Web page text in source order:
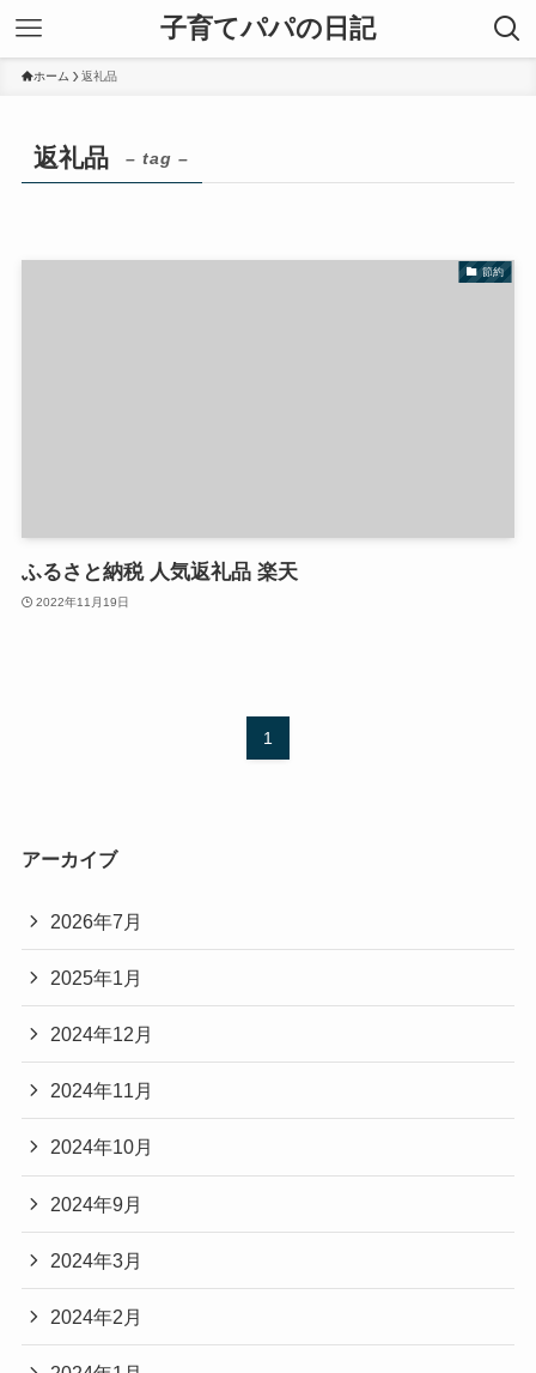
子育てパパの日記
ホーム 返礼品
返礼品 – tag –
節約
ふるさと納税 人気返礼品 楽天
2022年11月19日
1
アーカイブ
2026年7月
2025年1月
2024年12月
2024年11月
2024年10月
2024年9月
2024年3月
2024年2月